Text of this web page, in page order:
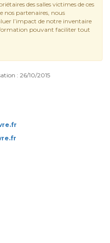
des salles victimes de ces
nos partenaires, nous
l’impact de notre inventaire
pouvant faciliter tout
: 26/10/2015